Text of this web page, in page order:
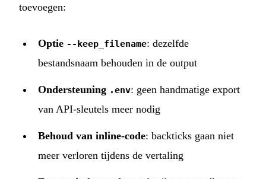
toevoegen:
Optie --keep_filename: dezelfde
bestandsnaam behouden in de output
Ondersteuning .env: geen handmatige export
van API-sleutels meer nodig
Behoud van inline-code: backticks gaan niet
meer verloren tijdens de vertaling